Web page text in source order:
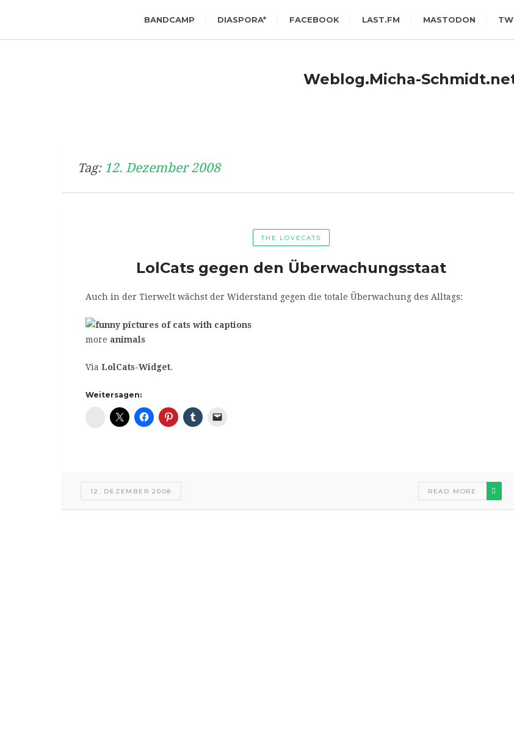
BANDCAMP DIASPORA* FACEBOOK LAST.FM MASTODON
Weblog.Micha-
Tag: 12. Dezember 2008
THE LOVECATS
LolCats gegen den Überwachungsstaat
Auch in der Tierwelt wächst der Widerstand gegen die totale Überwachung des Alltags:
more animals
Via LolCats-Widget.
Weitersagen:
Diaspora*
12. DEZEMBER 2008 READ MORE